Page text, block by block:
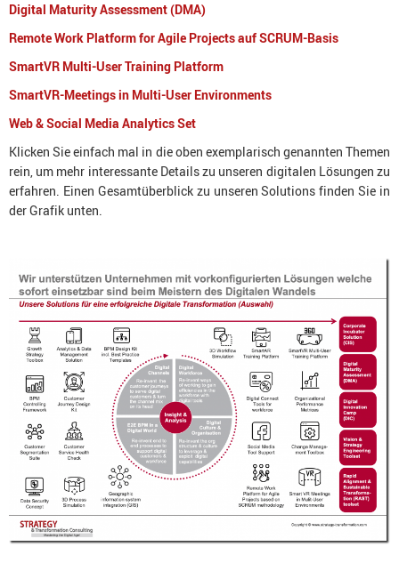
Digital Maturity Assessment (DMA)
Remote Work Platform for Agile Projects auf SCRUM-Basis
SmartVR Multi-User Training Platform
SmartVR-Meetings in Multi-User Environments
Web & Social Media Analytics Set
Klicken Sie einfach mal in die oben exemplarisch genannten Themen
rein, um mehr interessante Details zu unseren digitalen Lösungen zu
erfahren. Einen Gesamtüberblick zu unseren Solutions finden Sie in
der Grafik unten.